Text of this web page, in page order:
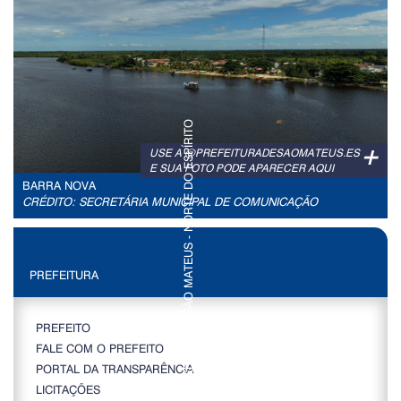
+
USE A @PREFEITURADESAOMATEUS.ES
E SUA FOTO PODE APARECER AQUI
BARRA NOVA
CRÉDITO: SECRETÁRIA MUNICIPAL DE COMUNICAÇÃO
PREFEITURA
PREFEITO
FALE COM O PREFEITO
PORTAL DA TRANSPARÊNCIA
LICITAÇÕES